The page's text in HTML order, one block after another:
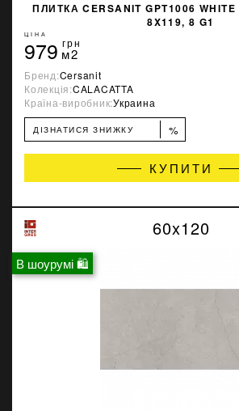
ПЛИТКА CERSANIT GPT1006 WHITE
8X119, 8 G1
ЦІНА
979 грн
м2
Бренд:Cersanit
Колекція:CALACATTA
Країна-виробник:Украина
ДІЗНАТИСЯ ЗНИЖКУ %
КУПИТИ
В шоурумі 🛍
60x120